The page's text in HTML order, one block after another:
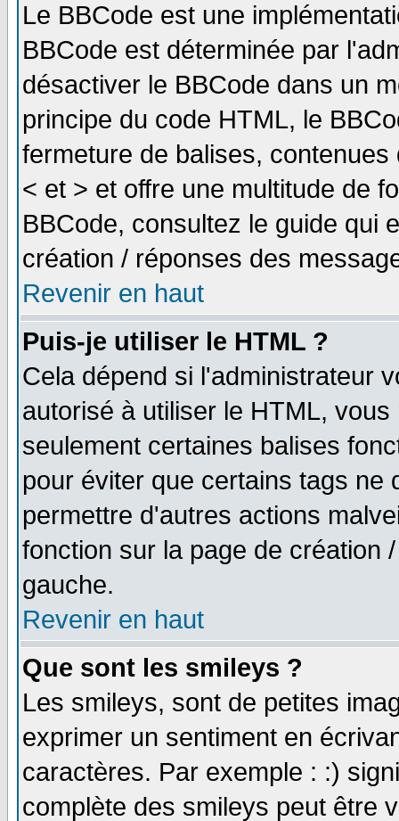
Le BBCode est une
BBCode est déterminée par
désactiver le BBCode dans un
principe du code HTML, le
fermeture de balises,
< et > et offre une multitude de
BBCode, consultez le guide qui
création / réponses des
Revenir en haut
Puis-je utiliser le HTML ?
Cela dépend si l'administrateur
autorisé à utiliser le HTML,
seulement certaines balises
pour éviter que certains tags ne
permettre d'autres actions
fonction sur la page de création
gauche.
Revenir en haut
Que sont les smileys ?
Les smileys, sont de petites
exprimer un sentiment en
caractères. Par exemple : :)
complète des smileys peut être